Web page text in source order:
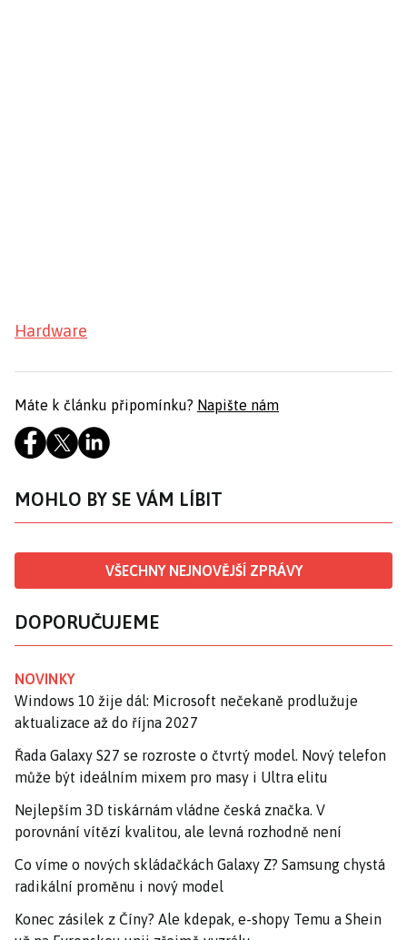
Hardware
Máte k článku připomínku? Napište nám
MOHLO BY SE VÁM LÍBIT
VŠECHNY NEJNOVĚJŠÍ ZPRÁVY
DOPORUČUJEME
NOVINKY
Windows 10 žije dál: Microsoft nečekaně prodlužuje
aktualizace až do října 2027
Řada Galaxy S27 se rozroste o čtvrtý model. Nový telefon
může být ideálním mixem pro masy i Ultra elitu
Nejlepším 3D tiskárnám vládne česká značka. V
porovnání vítězí kvalitou, ale levná rozhodně není
Co víme o nových skládačkách Galaxy Z? Samsung chystá
radikální proměnu i nový model
Konec zásilek z Číny? Ale kdepak, e-shopy Temu a Shein